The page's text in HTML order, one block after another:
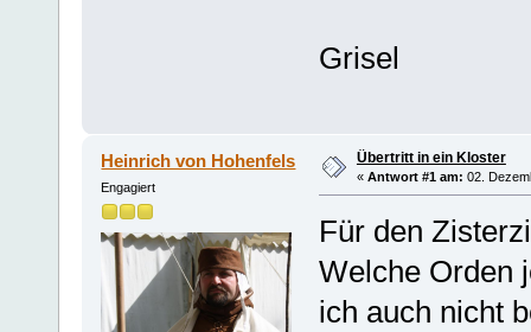
Grisel
Heinrich von Hohenfels
Engagiert
Übertritt in ein Kloster
« Antwort #1 am: 02.
Für den
Welche Orden
ich auch nicht